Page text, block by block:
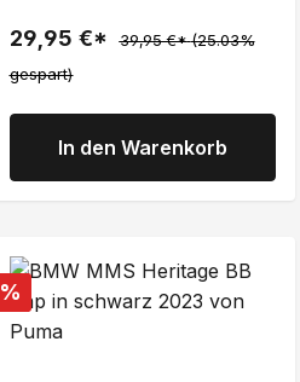
29,95 €* 39,95 €*(25.03%
gespart)
In den Warenkorb
Rabatt
%